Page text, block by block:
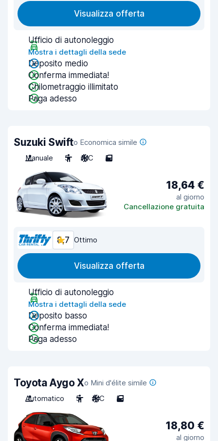
Visualizza offerta
Ufficio di autonoleggio
Mostra i dettagli della sede
Deposito medio
Conferma immediata!
Chilometraggio illimitato
Paga adesso
Suzuki Swifto Economica simile
Manuale
5 A/C 5
18,64 €
al giorno
Cancellazione gratuita
8,7 Ottimo
Visualizza offerta
Ufficio di autonoleggio
Mostra i dettagli della sede
Deposito basso
Conferma immediata!
Paga adesso
Toyota Aygo Xo Mini d'élite simile
Automatico
5 A/C 5
18,80 €
al giorno